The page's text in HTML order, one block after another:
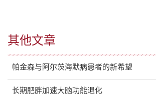
其他文章
帕金森与阿尔茨海默病患者的新希望
长期肥胖加速大脑功能退化